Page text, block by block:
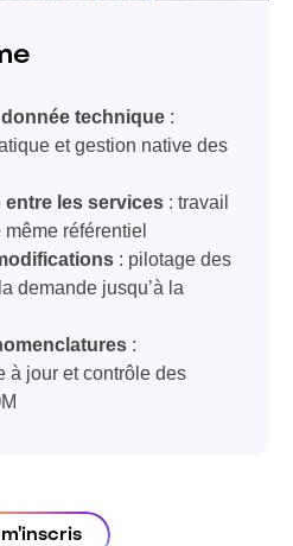
technique :
et gestion native des
les services : travail
référentiel
: pilotage des
demande jusqu’à la
:
à jour et contrôle des